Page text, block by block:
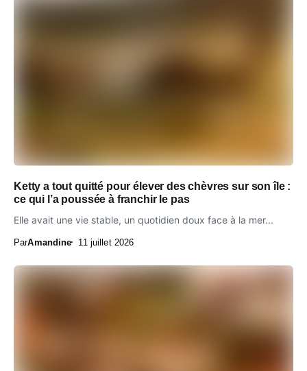
Ketty a tout quitté pour élever des chèvres sur son île :
ce qui l’a poussée à franchir le pas
Elle avait une vie stable, un quotidien doux face à la mer...
ParAmandine 11 juillet 2026